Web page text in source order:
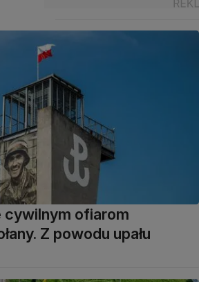
cywilnym ofiarom
Z powodu upału